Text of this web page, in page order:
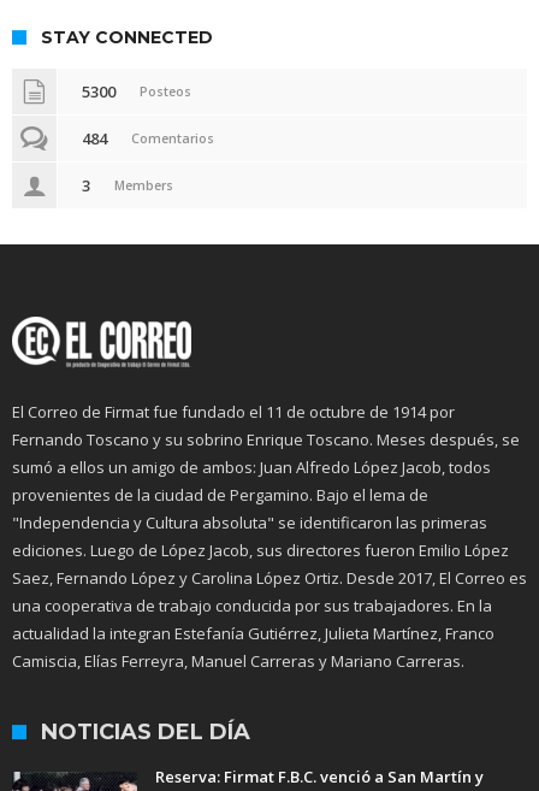
STAY CONNECTED
5300 Posteos
484 Comentarios
3 Members
El Correo de Firmat fue fundado el 11 de octubre de 1914 por
Fernando Toscano y su sobrino Enrique Toscano. Meses después, se
sumó a ellos un amigo de ambos: Juan Alfredo López Jacob, todos
provenientes de la ciudad de Pergamino. Bajo el lema de
"Independencia y Cultura absoluta" se identificaron las primeras
ediciones. Luego de López Jacob, sus directores fueron Emilio López
Saez, Fernando López y Carolina López Ortiz. Desde 2017, El Correo es
una cooperativa de trabajo conducida por sus trabajadores. En la
actualidad la integran Estefanía Gutiérrez, Julieta Martínez, Franco
Camiscia, Elías Ferreyra, Manuel Carreras y Mariano Carreras.
NOTICIAS DEL DÍA
Reserva: Firmat F.B.C. venció a San Martín y